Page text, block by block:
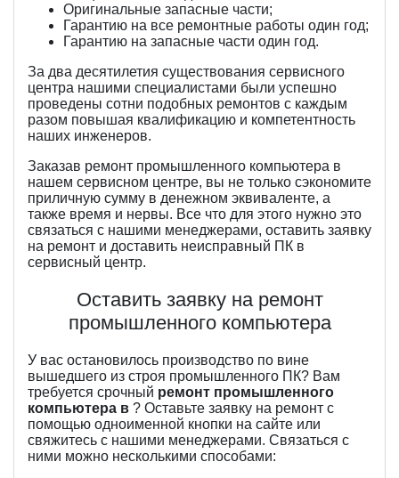
Оригинальные запасные части;
Гарантию на все ремонтные работы один год;
Гарантию на запасные части один год.
За два десятилетия существования сервисного
центра нашими специалистами были успешно
проведены сотни подобных ремонтов с каждым
разом повышая квалификацию и компетентность
наших инженеров.
Заказав ремонт промышленного компьютера в
нашем сервисном центре, вы не только сэкономите
приличную сумму в денежном эквиваленте, а
также время и нервы. Все что для этого нужно это
связаться с нашими менеджерами, оставить заявку
на ремонт и доставить неисправный ПК в
сервисный центр.
Оставить заявку на ремонт
промышленного компьютера
У вас остановилось производство по вине
вышедшего из строя промышленного ПК? Вам
требуется срочный ремонт промышленного
компьютера в ? Оставьте заявку на ремонт с
помощью одноименной кнопки на сайте или
свяжитесь с нашими менеджерами. Связаться с
ними можно несколькими способами: